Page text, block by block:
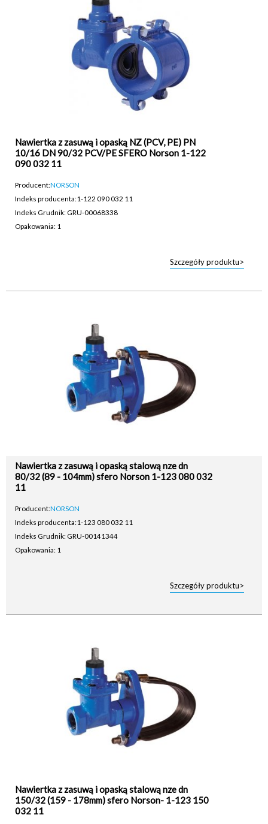
Nawiertka z zasuwą i opaską NZ (PCV, PE) PN
10/16 DN 90/32 PCV/PE SFERO Norson 1-122
090 032 11
Producent:NORSON
Indeks producenta:1-122 090 032 11
Indeks Grudnik: GRU-00068338
Opakowania: 1
Szczegóły produktu>
Nawiertka z zasuwą i opaską stalową nze dn
80/32 (89 - 104mm) sfero Norson 1-123 080 032
11
Producent:NORSON
Indeks producenta:1-123 080 032 11
Indeks Grudnik: GRU-00141344
Opakowania: 1
Szczegóły produktu>
Nawiertka z zasuwą i opaską stalową nze dn
150/32 (159 - 178mm) sfero Norson- 1-123 150
032 11